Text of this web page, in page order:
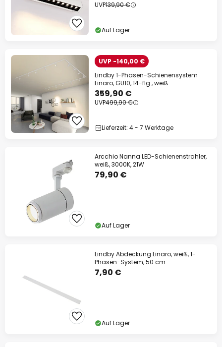
UVP139,90 €
Auf Lager
UVP -140,00 €
Lindby 1-Phasen-Schienensystem
Linaro, GU10, 14-flg., weiß
359,90 €
UVP499,90 €
Lieferzeit: 4 - 7 Werktage
Arcchio Nanna LED-Schienenstrahler,
weiß, 3000K, 21W
79,90 €
Auf Lager
Lindby Abdeckung Linaro, weiß, 1-
Phasen-System, 50 cm
7,90 €
Auf Lager